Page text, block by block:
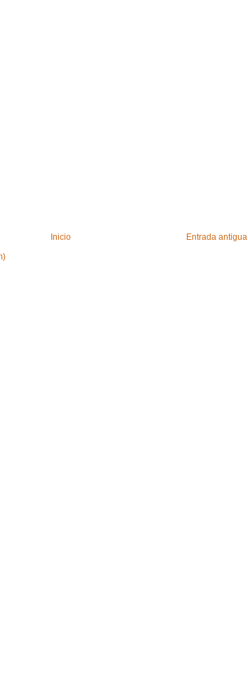
Entrada antigua
Inicio